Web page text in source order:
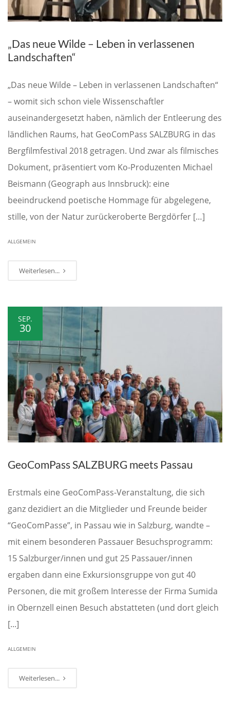
„Das neue Wilde – Leben in verlassenen
Landschaften“
„Das neue Wilde – Leben in verlassenen Landschaften“
– womit sich schon viele Wissenschaftler
auseinandergesetzt haben, nämlich der Entleerung des
ländlichen Raums, hat GeoComPass SALZBURG in das
Bergfilmfestival 2018 getragen. Und zwar als filmisches
Dokument, präsentiert vom Ko-Produzenten Michael
Beismann (Geograph aus Innsbruck): eine
beeindruckend poetische Hommage für abgelegene,
stille, von der Natur zurückeroberte Bergdörfer […]
ALLGEMEIN
Weiterlesen...
SEP.
30
GeoComPass SALZBURG meets Passau
Erstmals eine GeoComPass-Veranstaltung, die sich
ganz dezidiert an die Mitglieder und Freunde beider
“GeoComPasse”, in Passau wie in Salzburg, wandte –
mit einem besonderen Passauer Besuchsprogramm:
15 Salzburger/innen und gut 25 Passauer/innen
ergaben dann eine Exkursionsgruppe von gut 40
Personen, die mit großem Interesse der Firma Sumida
in Obernzell einen Besuch abstatteten (und dort gleich
[...]
ALLGEMEIN
Weiterlesen...